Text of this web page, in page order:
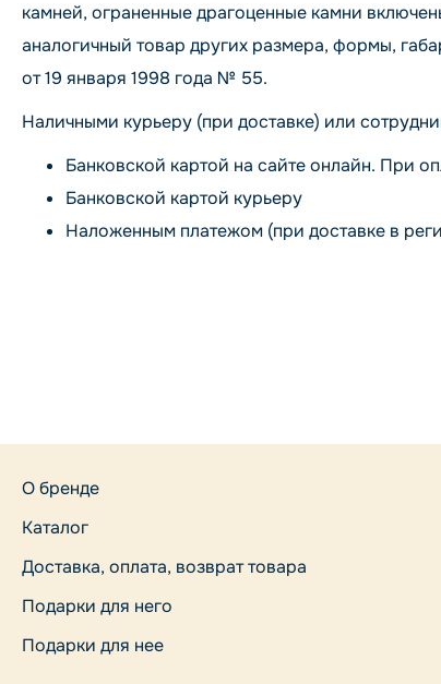
камней, ограненные драгоценные камни
аналогичный товар других размера, формы,
от 19 января 1998 года № 55.
Наличными курьеру (при доставке) или
Банковской картой на сайте онлайн. При
Банковской картой курьеру
Наложенным платежом (при доставке в
О бренде
Каталог
Доставка, оплата, возврат товара
Подарки для него
Подарки для нее